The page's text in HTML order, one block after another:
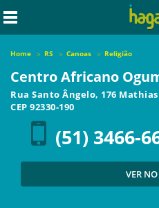
Home RS Canoas Religião
Centro Africano
Rua Santo Ângelo, 176
CEP 92330-190
(51) 3466-
VER